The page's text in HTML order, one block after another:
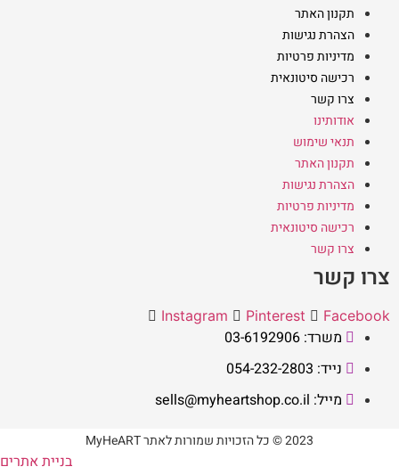
תקנון האתר
הצהרת נגישות
מדיניות פרטיות
רכישה סיטונאית
צרו קשר
אודותינו
תנאי שימוש
תקנון האתר
הצהרת נגישות
מדיניות פרטיות
רכישה סיטונאית
צרו קשר
צרו קשר
Instagram Pinterest Facebook
משרד: 03-6192906
נייד: 054-232-2803
מייל: sells@myheartshop.co.il
2023 © כל הזכויות שמורות לאתר MyHeART
בניית אתרים